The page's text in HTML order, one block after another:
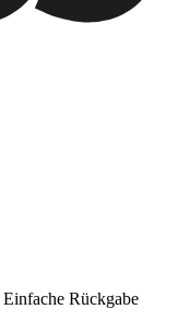
Einfache Rückgabe